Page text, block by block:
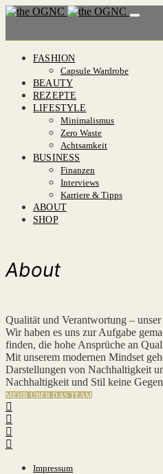
FASHION
Capsule Wardrobe
BEAUTY
REZEPTE
LIFESTYLE
Minimalismus
Zero Waste
Achtsamkeit
BUSINESS
Finanzen
Interviews
Karriere & Tipps
ABOUT
SHOP
About
Qualität und Verantwortung –
Wir haben es uns zur Aufgabe
finden, die hohe Ansprüche an
Mit unserem modernen Mindset
Darstellungen von Nachhaltigkeit
Nachhaltigkeit und Stil keine
MEHR ÜBER DAS TEAM
Impressum